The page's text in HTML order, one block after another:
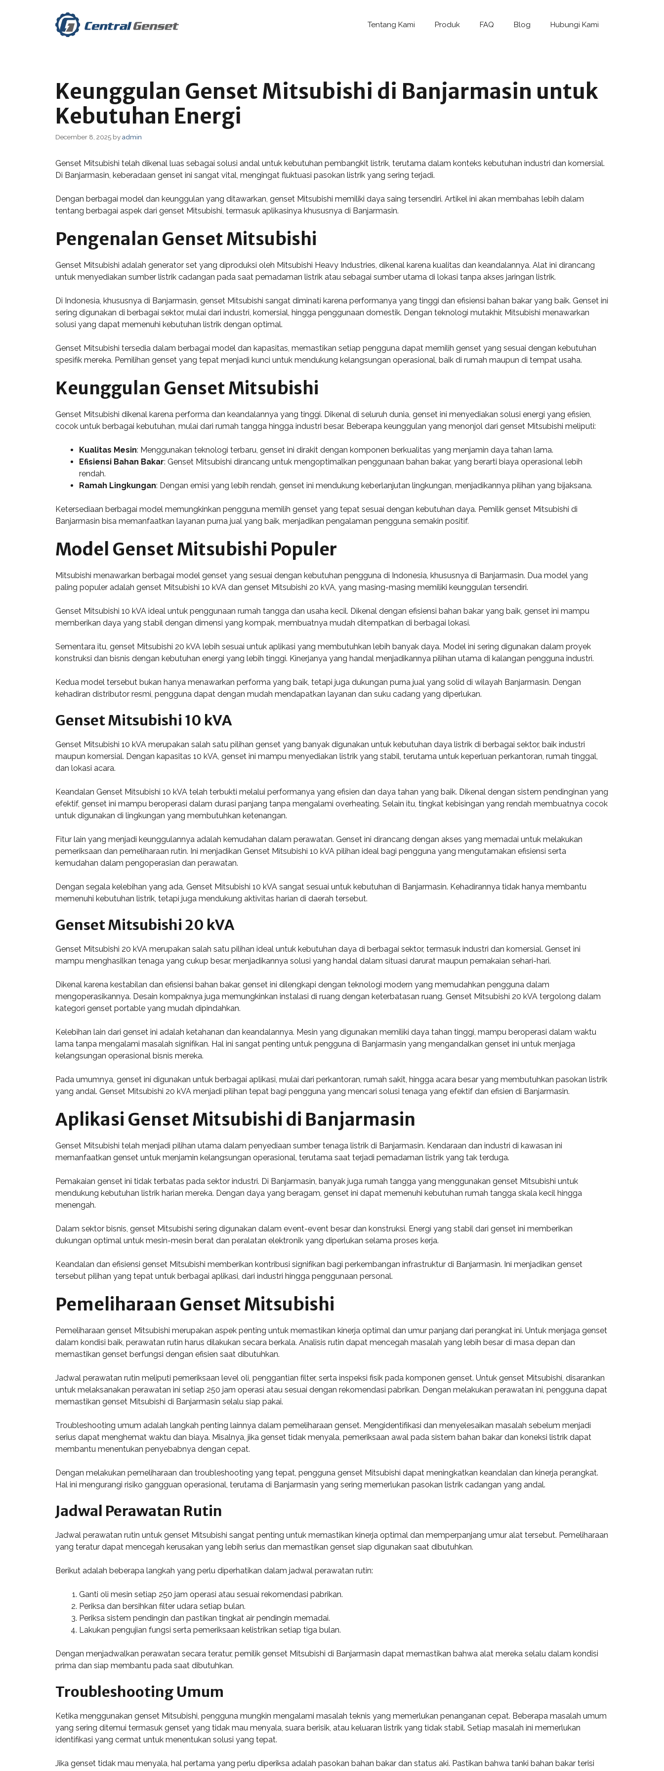
Tentang Kami Produk FAQ Blog Hubungi Kami
Keunggulan Genset Mitsubishi di Banjarmasin untuk
Kebutuhan Energi
December 8, 2025 byadmin
Genset Mitsubishi telah dikenal luas sebagai solusi andal untuk kebutuhan pembangkit listrik, terutama dalam konteks kebutuhan industri dan komersial.
Di Banjarmasin, keberadaan genset ini sangat vital, mengingat fluktuasi pasokan listrik yang sering terjadi.
Dengan berbagai model dan keunggulan yang ditawarkan, genset Mitsubishi memiliki daya saing tersendiri. Artikel ini akan membahas lebih dalam
tentang berbagai aspek dari genset Mitsubishi, termasuk aplikasinya khususnya di Banjarmasin.
Pengenalan Genset Mitsubishi
Genset Mitsubishi adalah generator set yang diproduksi oleh Mitsubishi Heavy Industries, dikenal karena kualitas dan keandalannya. Alat ini dirancang
untuk menyediakan sumber listrik cadangan pada saat pemadaman listrik atau sebagai sumber utama di lokasi tanpa akses jaringan listrik.
Di Indonesia, khususnya di Banjarmasin, genset Mitsubishi sangat diminati karena performanya yang tinggi dan efisiensi bahan bakar yang baik. Genset ini
sering digunakan di berbagai sektor, mulai dari industri, komersial, hingga penggunaan domestik. Dengan teknologi mutakhir, Mitsubishi menawarkan
solusi yang dapat memenuhi kebutuhan listrik dengan optimal.
Genset Mitsubishi tersedia dalam berbagai model dan kapasitas, memastikan setiap pengguna dapat memilih genset yang sesuai dengan kebutuhan
spesifik mereka. Pemilihan genset yang tepat menjadi kunci untuk mendukung kelangsungan operasional, baik di rumah maupun di tempat usaha.
Keunggulan Genset Mitsubishi
Genset Mitsubishi dikenal karena performa dan keandalannya yang tinggi. Dikenal di seluruh dunia, genset ini menyediakan solusi energi yang efisien,
cocok untuk berbagai kebutuhan, mulai dari rumah tangga hingga industri besar. Beberapa keunggulan yang menonjol dari genset Mitsubishi meliputi:
Kualitas Mesin: Menggunakan teknologi terbaru, genset ini dirakit dengan komponen berkualitas yang menjamin daya tahan lama.
Efisiensi Bahan Bakar: Genset Mitsubishi dirancang untuk mengoptimalkan penggunaan bahan bakar, yang berarti biaya operasional lebih
rendah.
Ramah Lingkungan: Dengan emisi yang lebih rendah, genset ini mendukung keberlanjutan lingkungan, menjadikannya pilihan yang bijaksana.
Ketersediaan berbagai model memungkinkan pengguna memilih genset yang tepat sesuai dengan kebutuhan daya. Pemilik genset Mitsubishi di
Banjarmasin bisa memanfaatkan layanan purna jual yang baik, menjadikan pengalaman pengguna semakin positif.
Model Genset Mitsubishi Populer
Mitsubishi menawarkan berbagai model genset yang sesuai dengan kebutuhan pengguna di Indonesia, khususnya di Banjarmasin. Dua model yang
paling populer adalah genset Mitsubishi 10 kVA dan genset Mitsubishi 20 kVA, yang masing-masing memiliki keunggulan tersendiri.
Genset Mitsubishi 10 kVA ideal untuk penggunaan rumah tangga dan usaha kecil. Dikenal dengan efisiensi bahan bakar yang baik, genset ini mampu
memberikan daya yang stabil dengan dimensi yang kompak, membuatnya mudah ditempatkan di berbagai lokasi.
Sementara itu, genset Mitsubishi 20 kVA lebih sesuai untuk aplikasi yang membutuhkan lebih banyak daya. Model ini sering digunakan dalam proyek
konstruksi dan bisnis dengan kebutuhan energi yang lebih tinggi. Kinerjanya yang handal menjadikannya pilihan utama di kalangan pengguna industri.
Kedua model tersebut bukan hanya menawarkan performa yang baik, tetapi juga dukungan purna jual yang solid di wilayah Banjarmasin. Dengan
kehadiran distributor resmi, pengguna dapat dengan mudah mendapatkan layanan dan suku cadang yang diperlukan.
Genset Mitsubishi 10 kVA
Genset Mitsubishi 10 kVA merupakan salah satu pilihan genset yang banyak digunakan untuk kebutuhan daya listrik di berbagai sektor, baik industri
maupun komersial. Dengan kapasitas 10 kVA, genset ini mampu menyediakan listrik yang stabil, terutama untuk keperluan perkantoran, rumah tinggal,
dan lokasi acara.
Keandalan Genset Mitsubishi 10 kVA telah terbukti melalui performanya yang efisien dan daya tahan yang baik. Dikenal dengan sistem pendinginan yang
efektif, genset ini mampu beroperasi dalam durasi panjang tanpa mengalami overheating. Selain itu, tingkat kebisingan yang rendah membuatnya cocok
untuk digunakan di lingkungan yang membutuhkan ketenangan.
Fitur lain yang menjadi keunggulannya adalah kemudahan dalam perawatan. Genset ini dirancang dengan akses yang memadai untuk melakukan
pemeriksaan dan pemeliharaan rutin. Ini menjadikan Genset Mitsubishi 10 kVA pilihan ideal bagi pengguna yang mengutamakan efisiensi serta
kemudahan dalam pengoperasian dan perawatan.
Dengan segala kelebihan yang ada, Genset Mitsubishi 10 kVA sangat sesuai untuk kebutuhan di Banjarmasin. Kehadirannya tidak hanya membantu
memenuhi kebutuhan listrik, tetapi juga mendukung aktivitas harian di daerah tersebut.
Genset Mitsubishi 20 kVA
Genset Mitsubishi 20 kVA merupakan salah satu pilihan ideal untuk kebutuhan daya di berbagai sektor, termasuk industri dan komersial. Genset ini
mampu menghasilkan tenaga yang cukup besar, menjadikannya solusi yang handal dalam situasi darurat maupun pemakaian sehari-hari.
Dikenal karena kestabilan dan efisiensi bahan bakar, genset ini dilengkapi dengan teknologi modern yang memudahkan pengguna dalam
mengoperasikannya. Desain kompaknya juga memungkinkan instalasi di ruang dengan keterbatasan ruang. Genset Mitsubishi 20 kVA tergolong dalam
kategori genset portable yang mudah dipindahkan.
Kelebihan lain dari genset ini adalah ketahanan dan keandalannya. Mesin yang digunakan memiliki daya tahan tinggi, mampu beroperasi dalam waktu
lama tanpa mengalami masalah signifikan. Hal ini sangat penting untuk pengguna di Banjarmasin yang mengandalkan genset ini untuk menjaga
kelangsungan operasional bisnis mereka.
Pada umumnya, genset ini digunakan untuk berbagai aplikasi, mulai dari perkantoran, rumah sakit, hingga acara besar yang membutuhkan pasokan listrik
yang andal. Genset Mitsubishi 20 kVA menjadi pilihan tepat bagi pengguna yang mencari solusi tenaga yang efektif dan efisien di Banjarmasin.
Aplikasi Genset Mitsubishi di Banjarmasin
Genset Mitsubishi telah menjadi pilihan utama dalam penyediaan sumber tenaga listrik di Banjarmasin. Kendaraan dan industri di kawasan ini
memanfaatkan genset untuk menjamin kelangsungan operasional, terutama saat terjadi pemadaman listrik yang tak terduga.
Pemakaian genset ini tidak terbatas pada sektor industri. Di Banjarmasin, banyak juga rumah tangga yang menggunakan genset Mitsubishi untuk
mendukung kebutuhan listrik harian mereka. Dengan daya yang beragam, genset ini dapat memenuhi kebutuhan rumah tangga skala kecil hingga
menengah.
Dalam sektor bisnis, genset Mitsubishi sering digunakan dalam event-event besar dan konstruksi. Energi yang stabil dari genset ini memberikan
dukungan optimal untuk mesin-mesin berat dan peralatan elektronik yang diperlukan selama proses kerja.
Keandalan dan efisiensi genset Mitsubishi memberikan kontribusi signifikan bagi perkembangan infrastruktur di Banjarmasin. Ini menjadikan genset
tersebut pilihan yang tepat untuk berbagai aplikasi, dari industri hingga penggunaan personal.
Pemeliharaan Genset Mitsubishi
Pemeliharaan genset Mitsubishi merupakan aspek penting untuk memastikan kinerja optimal dan umur panjang dari perangkat ini. Untuk menjaga genset
dalam kondisi baik, perawatan rutin harus dilakukan secara berkala. Analisis rutin dapat mencegah masalah yang lebih besar di masa depan dan
memastikan genset berfungsi dengan efisien saat dibutuhkan.
Jadwal perawatan rutin meliputi pemeriksaan level oli, penggantian filter, serta inspeksi fisik pada komponen genset. Untuk genset Mitsubishi, disarankan
untuk melaksanakan perawatan ini setiap 250 jam operasi atau sesuai dengan rekomendasi pabrikan. Dengan melakukan perawatan ini, pengguna dapat
memastikan genset Mitsubishi di Banjarmasin selalu siap pakai.
Troubleshooting umum adalah langkah penting lainnya dalam pemeliharaan genset. Mengidentifikasi dan menyelesaikan masalah sebelum menjadi
serius dapat menghemat waktu dan biaya. Misalnya, jika genset tidak menyala, pemeriksaan awal pada sistem bahan bakar dan koneksi listrik dapat
membantu menentukan penyebabnya dengan cepat.
Dengan melakukan pemeliharaan dan troubleshooting yang tepat, pengguna genset Mitsubishi dapat meningkatkan keandalan dan kinerja perangkat.
Hal ini mengurangi risiko gangguan operasional, terutama di Banjarmasin yang sering memerlukan pasokan listrik cadangan yang andal.
Jadwal Perawatan Rutin
Jadwal perawatan rutin untuk genset Mitsubishi sangat penting untuk memastikan kinerja optimal dan memperpanjang umur alat tersebut. Pemeliharaan
yang teratur dapat mencegah kerusakan yang lebih serius dan memastikan genset siap digunakan saat dibutuhkan.
Berikut adalah beberapa langkah yang perlu diperhatikan dalam jadwal perawatan rutin:
Ganti oli mesin setiap 250 jam operasi atau sesuai rekomendasi pabrikan.
Periksa dan bersihkan filter udara setiap bulan.
Periksa sistem pendingin dan pastikan tingkat air pendingin memadai.
Lakukan pengujian fungsi serta pemeriksaan kelistrikan setiap tiga bulan.
Dengan menjadwalkan perawatan secara teratur, pemilik genset Mitsubishi di Banjarmasin dapat memastikan bahwa alat mereka selalu dalam kondisi
prima dan siap membantu pada saat dibutuhkan.
Troubleshooting Umum
Ketika menggunakan genset Mitsubishi, pengguna mungkin mengalami masalah teknis yang memerlukan penanganan cepat. Beberapa masalah umum
yang sering ditemui termasuk genset yang tidak mau menyala, suara berisik, atau keluaran listrik yang tidak stabil. Setiap masalah ini memerlukan
identifikasi yang cermat untuk menentukan solusi yang tepat.
Jika genset tidak mau menyala, hal pertama yang perlu diperiksa adalah pasokan bahan bakar dan status aki. Pastikan bahwa tanki bahan bakar terisi